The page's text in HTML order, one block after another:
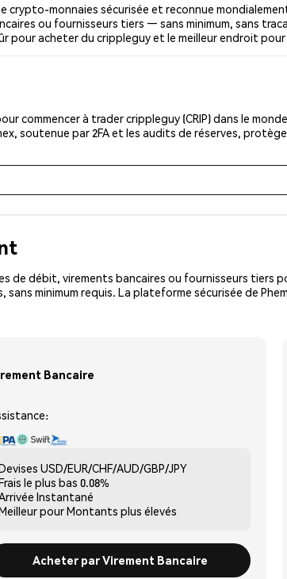
crypto-monnaies sécurisée et reconnue
ou fournisseurs tiers — sans minimum, sans
pour acheter du crippleguy et le meilleur endroit
commencer à trader crippleguy (CRIP) dans le
soutenue par 2FA et les audits de réserves,
de débit, virements bancaires ou fournisseurs tiers
minimum requis. La plateforme sécurisée de
Bancaire
USD/EUR/CHF/AUD/GBP/JPY
le plus bas 0.08%
Instantané
pourMontants plus élevés
Acheter par Virement Bancaire